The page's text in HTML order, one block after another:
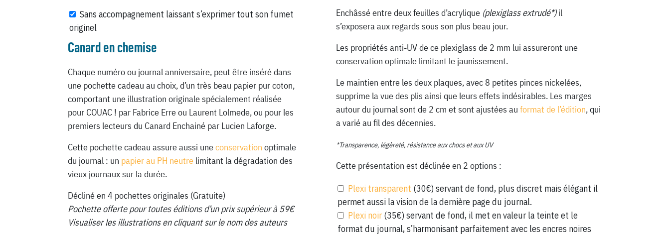
Sans accompagnement laissant s’exprimer tout son fumet
originel
Canard en chemise
Chaque numéro ou journal anniversaire, peut être inséré dans
une pochette cadeau au choix, d’un très beau papier pur coton,
comportant une illustration originale spécialement réalisée
pour COUAC ! par Fabrice Erre ou Laurent Lolmede, ou pour les
premiers lecteurs du Canard Enchainé par Lucien Laforge.
Cette pochette cadeau assure aussi uneconservation optimale
du journal : un papier au PH neutre limitant la dégradation des
vieux journaux sur la durée.
Décliné en 4 pochettes originales (Gratuite)
Pochette offerte pour toutes éditions d’un prix supérieur à 59€
Visualiser les illustrations en cliquant sur le nom des auteurs
Enchâssé entre deux feuilles d’acrylique (plexiglass extrudé*)il
s’exposera aux regards sous son plus beau jour.
Les propriétés anti-UV de ce plexiglass de 2 mm lui assureront une
conservation optimale limitant le jaunissement.
Le maintien entre les deux plaques, avec 8 petites pinces nickelées,
supprime la vue des plis ainsi que leurs effets indésirables. Les marges
autour du journal sont de 2 cm et sont ajustées au format de l’édition, qui
a varié au fil des décennies.
*Transparence, légèreté, résistance aux chocs et aux UV
Cette présentation est déclinée en 2 options :
Plexi transparent (30€) servant de fond, plus discret mais élégant il
permet aussi la vision de la dernière page du journal.
Plexi noir (35€) servant de fond, il met en valeur la teinte et le
format du journal, s’harmonisant parfaitement avec les encres noires